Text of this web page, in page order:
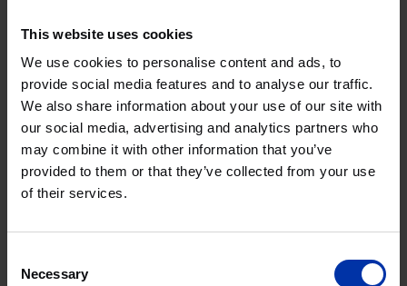
This website uses cookies
We use cookies to personalise content and ads, to
provide social media features and to analyse our traffic.
We also share information about your use of our site with
our social media, advertising and analytics partners who
may combine it with other information that you’ve
provided to them or that they’ve collected from your use
of their services.
Selection
Necessary
CHIMIE & ÉNERGIE
SYSTÈMES & MATÉRIAUX DE HAUTE
TECHNOLOGIE
At the Park Aachen, Aachen
Prêt à vous connecter et explorer
des possibilités ? Discutons.